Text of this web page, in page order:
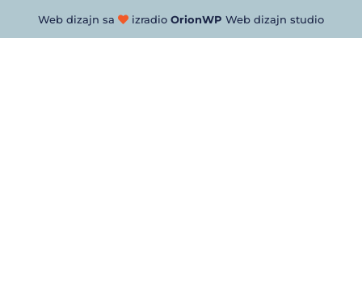
Web dizajn sa izradio OrionWP Web dizajn studio